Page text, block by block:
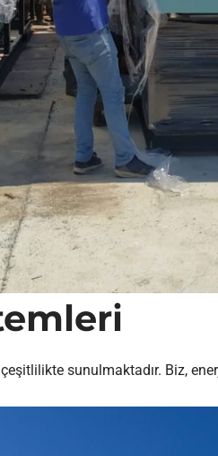
sunulmaktadır. Biz,